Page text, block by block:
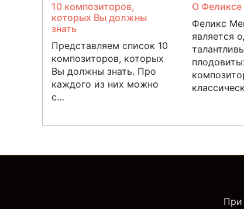
10 композиторов,
которых Вы должны
знать
Представляем список 10
композиторов, которых
Вы должны знать. Про
каждого из них можно
с…
О Феликсе
Феликс
является
При